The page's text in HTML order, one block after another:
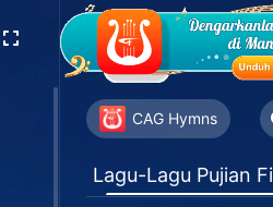
CAG Hymns
Lagu-Lagu Pujian
100
Orang-orang yang
Telah Memiliki
102
Percayalah Tuhan
Melengkapi Manusia
103
Melakukan Firman